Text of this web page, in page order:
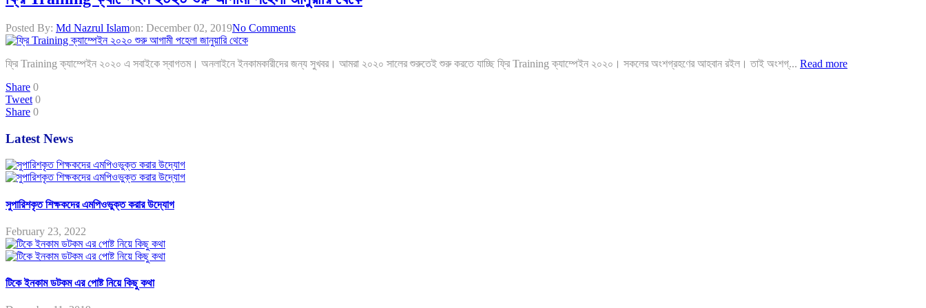
Posted By: Md Nazrul Islamon: December 02, 2019No Comments
ফ্রি Training ক্যাম্পেইন ২০২০ এ সবাইকে স্বাগতম। অনলাইনে ইনকামকারীদের জন্য সুখবর। আমরা ২০২০ সালের শুরুতেই শুরু করতে যাচ্ছি ফ্রি Training ক্যাম্পেইন ২০২০। সকলের অংশগ্রহণের আহবান রইল। তাই অংশগ্... Read more
Share 0
Tweet 0
Share 0
Latest News
সুপারিশকৃত শিক্ষকদের এমপিওভুক্ত করার উদ্যোগ
February 23, 2022
টিকে ইনকাম ডটকম এর পোষ্ট নিয়ে কিছু কথা